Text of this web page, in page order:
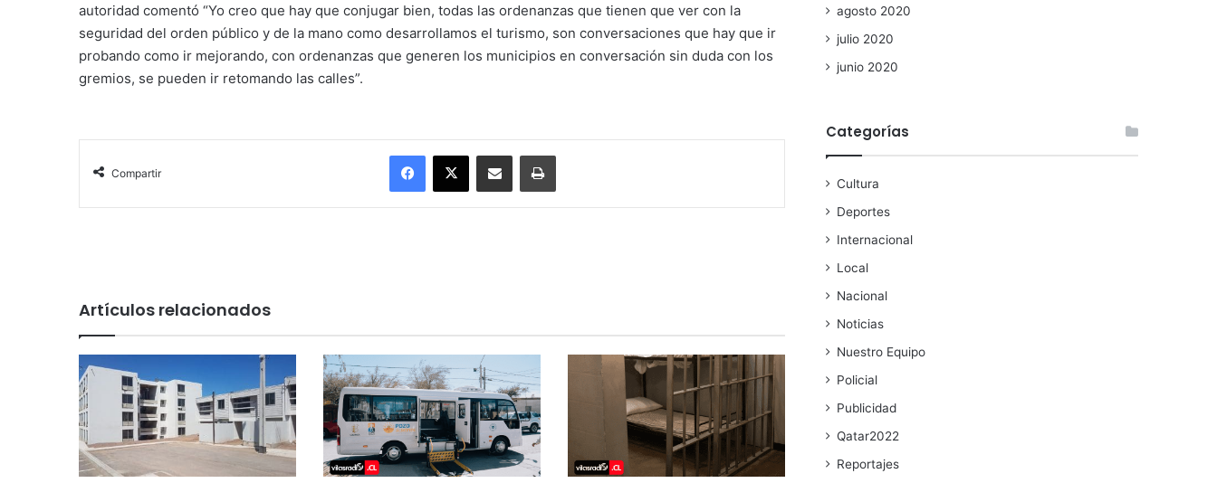
autoridad comentó “Yo creo que hay que conjugar bien, todas las ordenanzas que tienen que ver con la
seguridad del orden público y de la mano como desarrollamos el turismo, son conversaciones que hay que ir
probando como ir mejorando, con ordenanzas que generen los municipios en conversación sin duda con los
gremios, se pueden ir retomando las calles”.
Compartir
Facebook
X Enviar vía email Imprimir
Artículos relacionados
agosto 2020
julio 2020
junio 2020
Categorías
Cultura
Deportes
Internacional
Local
Nacional
Noticias
Nuestro Equipo
Policial
Publicidad
Qatar2022
Reportajes